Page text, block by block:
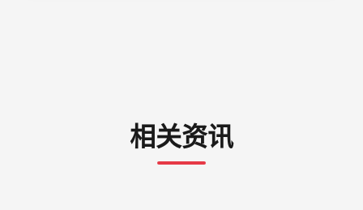
相关资讯